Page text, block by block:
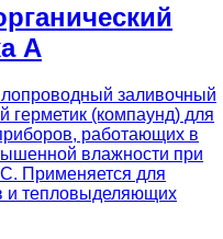
А
заливочный
герметик (компаунд) для
работающих в
влажности при
Применяется для
и тепловыделяющих